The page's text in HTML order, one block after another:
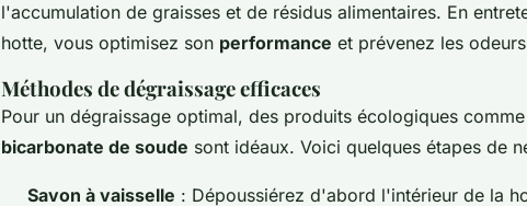
l'accumulation de graisses et de résidus alimentaires. En
hotte, vous optimisez son performance et prévenez les
Méthodes de dégraissage efficaces
Pour un dégraissage optimal, des produits écologiques
bicarbonate de soude sont idéaux. Voici quelques étapes de
Savon à vaisselle : Dépoussiérez d'abord l'intérieur de la